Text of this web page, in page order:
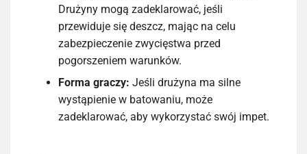
Drużyny mogą zadeklarować, jeśli
przewiduje się deszcz, mając na celu
zabezpieczenie zwycięstwa przed
pogorszeniem warunków.
Forma graczy: Jeśli drużyna ma silne
wystąpienie w batowaniu, może
zadeklarować, aby wykorzystać swój impet.